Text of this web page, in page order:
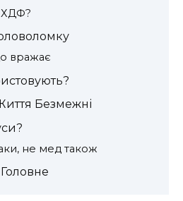
вражає
Безмежні
не мед також